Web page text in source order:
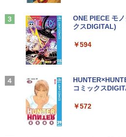
Anker
ラック
￥14,990
【2026年アップ
レスイヤホン
るーとゅーす コ
On My Road
On My Road
by Amazon 天然
￥1,117
by Amazon 炭酸
art Basic)
ONE PIECE モ
クスDIGITAL)
￥594
コミックス
￥572